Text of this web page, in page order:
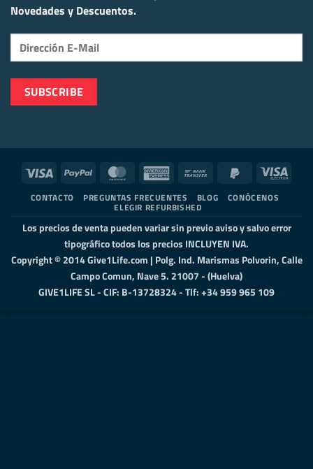
Novedades y Descuentos.
Visa PayPal MasterCard American
PayPal
Visa
CONTACTO PREGUNTAS FRECUENTES BLOG CONÓCENOS
ELEGIR REFURBISHED
Los precios de venta pueden variar sin previo aviso y salvo error
tipográfico todos los precios INCLUYEN IVA.
Copyright © 2014 Give1Life.com | Polg. Ind. Marismas Polvorin, Calle
Campo Comun, Nave 5. 21007 - (Huelva)
GIVE1LIFE SL - CIF: B-13728324 - Tlf: +34 959 965 109